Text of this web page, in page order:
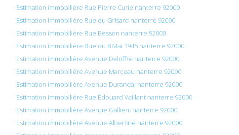
Estimation immobilière Rue Pierre Curie nanterre 92000
Estimation immobilière Rue du Grisard nanterre 92000
Estimation immobilière Rue Besson nanterre 92000
Estimation immobilière Rue du 8 Mai 1945 nanterre 92000
Estimation immobilière Avenue Deloffre nanterre 92000
Estimation immobilière Avenue Marceau nanterre 92000
Estimation immobilière Avenue Durandal nanterre 92000
Estimation immobilière Rue Édouard Vaillant nanterre 92000
Estimation immobilière Avenue Gallieni nanterre 92000
Estimation immobilière Avenue Albertine nanterre 92000